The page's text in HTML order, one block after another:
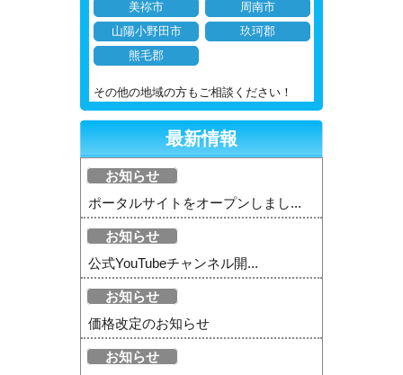
美祢市
周南市
山陽小野田市
玖珂郡
熊毛郡
その他の地域の方もご相談ください！
最新情報
お知らせ
ポータルサイトをオープンしまし...
お知らせ
公式YouTubeチャンネル開...
お知らせ
価格改定のお知らせ
お知らせ